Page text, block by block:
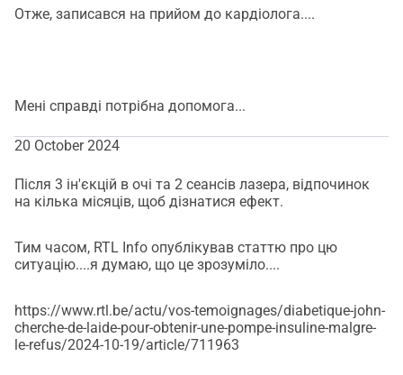
Отже, записався на прийом до кардіолога....
Мені справді потрібна допомога...
20 October 2024
Після 3 ін'єкцій в очі та 2 сеансів лазера, відпочинок
на кілька місяців, щоб дізнатися ефект.
Тим часом, RTL Info опублікував статтю про цю
ситуацію....я думаю, що це зрозуміло....
https://www.rtl.be/actu/vos-temoignages/diabetique-john-
cherche-de-laide-pour-obtenir-une-pompe-insuline-malgre-
le-refus/2024-10-19/article/711963